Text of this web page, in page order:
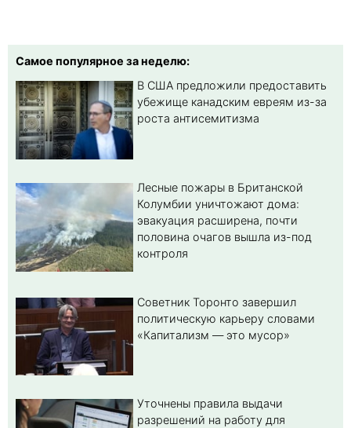
Самое популярное за неделю:
В США предложили предоставить
убежище канадским евреям из-за
роста антисемитизма
Лесные пожары в Британской
Колумбии уничтожают дома:
эвакуация расширена, почти
половина очагов вышла из-под
контроля
Советник Торонто завершил
политическую карьеру словами
«Капитализм — это мусор»
Уточнены правила выдачи
разрешений на работу для